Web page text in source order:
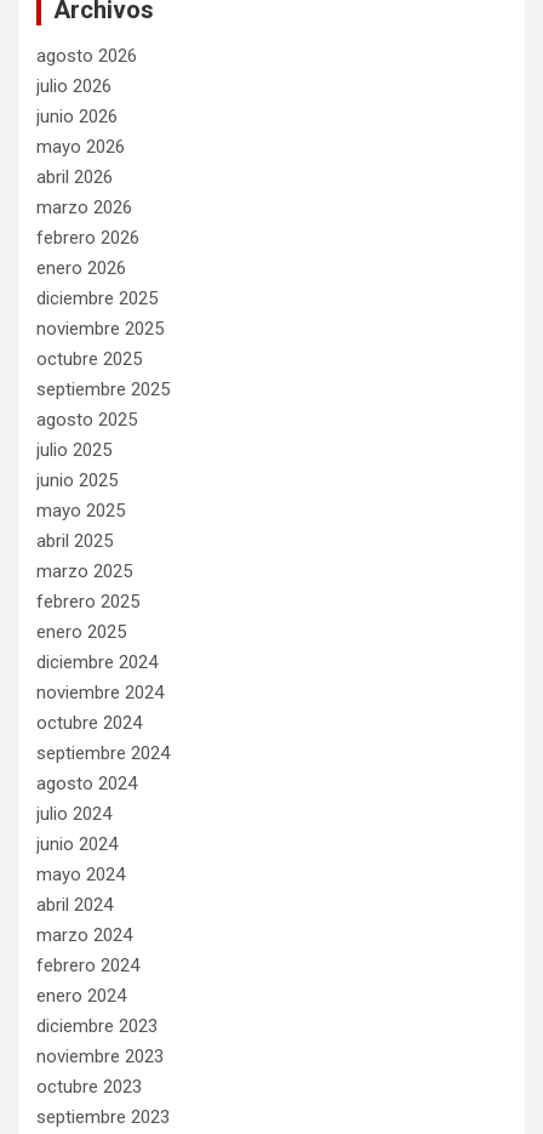
Archivos
agosto 2026
julio 2026
junio 2026
mayo 2026
abril 2026
marzo 2026
febrero 2026
enero 2026
diciembre 2025
noviembre 2025
octubre 2025
septiembre 2025
agosto 2025
julio 2025
junio 2025
mayo 2025
abril 2025
marzo 2025
febrero 2025
enero 2025
diciembre 2024
noviembre 2024
octubre 2024
septiembre 2024
agosto 2024
julio 2024
junio 2024
mayo 2024
abril 2024
marzo 2024
febrero 2024
enero 2024
diciembre 2023
noviembre 2023
octubre 2023
septiembre 2023